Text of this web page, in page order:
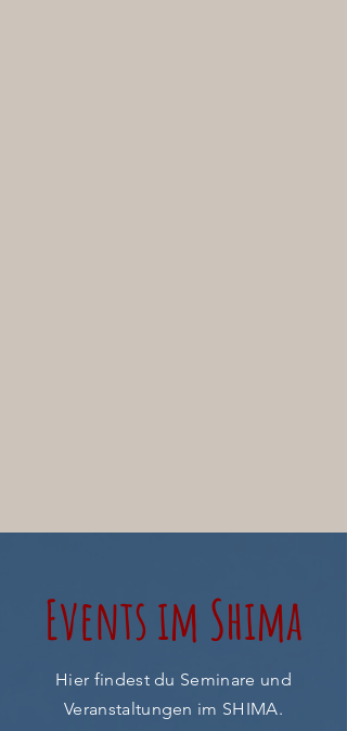
Events im Shima
Hier findest du Seminare und
Veranstaltungen im SHIMA.